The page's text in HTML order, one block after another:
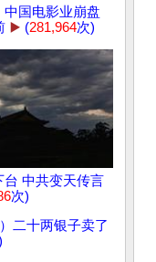
中国电影业崩盘
▶️ (281,964次)
台 中共变天传言
次)
二十两银子卖了